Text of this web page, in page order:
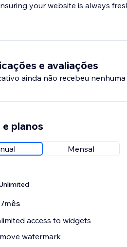
your website is always
e avaliações
ainda não recebeu
e planos
Mensal
/mês
access to widgets
watermark